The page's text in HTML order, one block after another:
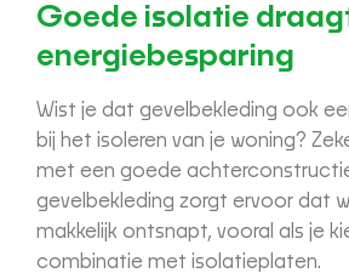
Goede isolatie
energiebesparing
Wist je dat gevelbekleding ook
bij het isoleren van je woning?
met een goede
gevelbekleding zorgt ervoor dat
makkelijk ontsnapt, vooral als je
combinatie met isolatieplaten.